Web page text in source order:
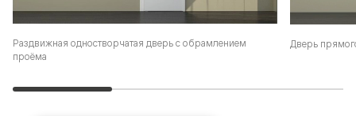
Раздвижная одностворчатая дверь с обрамлением
проёма
Дверь